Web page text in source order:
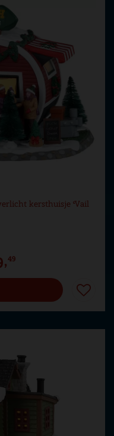
kersthuisje Vail
,49